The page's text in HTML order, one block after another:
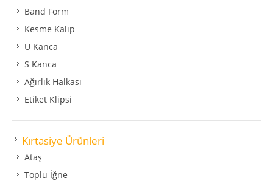
Band Form
Kesme Kalıp
U Kanca
S Kanca
Ağırlık Halkası
Etiket Klipsi
Kırtasiye Ürünleri
Ataş
Toplu İğne